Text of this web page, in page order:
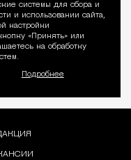
системы для сбора и
и использовании сайта,
настройки
«Принять» или
на обработку
Подробнее